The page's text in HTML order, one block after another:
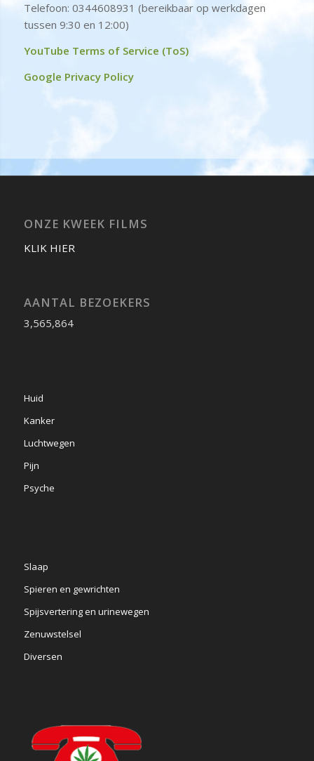
Telefoon: 0344608931 (bereikbaar op werkdagen
tussen 9:30 en 12:00)
YouTube Terms of Service (ToS)
Google Privacy Policy
ONZE KWEEK FILMS
KLIK HIER
AANTAL BEZOEKERS
3,565,864
Huid
Kanker
Luchtwegen
Pijn
Psyche
Slaap
Spieren en gewrichten
Spijsvertering en urinewegen
Zenuwstelsel
Diversen